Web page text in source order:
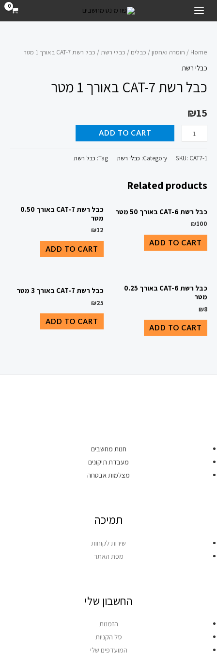
לתוכן
MAIN
Home
/ חומרה ואחסון/ כבלים / כבלי רשת/ כבל רשת CAT-7 באורך 1 מטר
כבלי רשת
כבל רשת CAT-7 באורך 1 מטר
₪15
רשת
CAT-
באורך
מטר
quantity
ADD TO CART
SKU: CAT7-1
Category: כבלי רשת Tag: כבל רשת
Related products
כבל רשת CAT-6 באורך 50 מטר
₪100
ADD TO CART
כבל רשת CAT-7 באורך 0.50
מטר
₪12
ADD TO CART
כבל רשת CAT-6 באורך 0.25
מטר
₪8
ADD TO CART
כבל רשת CAT-7 באורך 3 מטר
₪25
ADD TO CART
חנות מחשבים
מעבדת תיקונים
מצלמות אבטחה
תמיכה
שירות לקוחות
מפת האתר
החשבון שלי
הזמנות
סל הקניות
המועדפים שלי